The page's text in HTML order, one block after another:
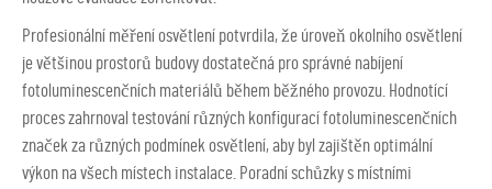
Profesionální měření osvětlení potvrdila, že úroveň okolního osvětlení
je většinou prostorů budovy dostatečná pro správné nabíjení
fotoluminescenčních materiálů během běžného provozu. Hodnotící
proces zahrnoval testování různých konfigurací fotoluminescenčních
značek za různých podmínek osvětlení, aby byl zajištěn optimální
výkon na všech místech instalace. Poradní schůzky s místními